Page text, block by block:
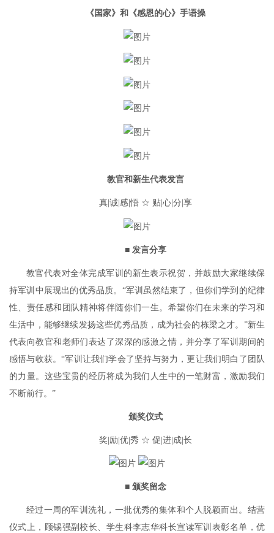
《国家》和《感恩的心》手语操
教官和新生代表发言
真|诚|感|悟 ☆ 贴|心|分|享
■ 发言分享
教官代表对全体完成军训的新生表示祝贺，并鼓励大家继续保
持军训中展现出的优秀品质。“军训虽然结束了，但你们学到的纪律
性、责任感和团队精神将伴随你们一生。希望你们在未来的学习和
生活中，能够继续发扬这些优秀品质，成为社会的栋梁之才。”新生
代表向教官和老师们表达了深深的感激之情，并分享了军训期间的
感悟与收获。“军训让我们学会了坚持与努力，更让我们明白了团队
的力量。这些宝贵的经历将成为我们人生中的一笔财富，激励我们
不断前行。”
颁奖仪式
奖|励|优|秀 ☆ 促|进|成|长
■ 颁奖留念
经过一周的军训洗礼，一批优秀的集体和个人脱颖而出。结营
仪式上，顾锡强副校长、学生科李志华科长宣读军训表彰名单，优